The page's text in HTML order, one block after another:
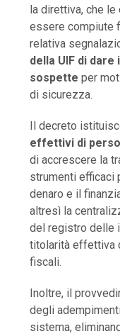
la direttiva, che
essere compiute
relativa
della UIF di
sospette per
di sicurezza.
Il decreto
effettivi di
di accrescere la
strumenti efficaci
denaro e il
altresì la
del registro delle
titolarità effettiva
fiscali.
Inoltre, il
degli
sistema,